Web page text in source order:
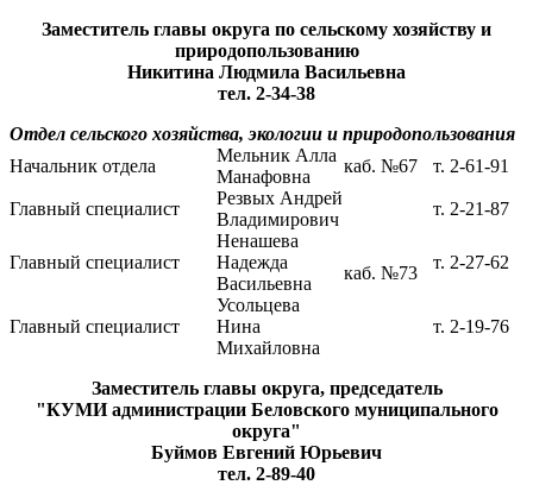
Заместитель главы округа по сельскому хозяйству и
природопользованию
Никитина Людмила Васильевна
тел. 2-34-38
Отдел сельского хозяйства, экологии и природопользования
Начальник отдела
Мельник Алла
Манафовна
каб. №67 т. 2-61-91
Главный специалист
Резвых Андрей
Владимирович
каб. №73
т. 2-21-87
Главный специалист
Ненашева
Надежда
Васильевна
т. 2-27-62
Главный специалист
Усольцева
Нина
Михайловна
т. 2-19-76
Заместитель главы округа, председатель
"КУМИ администрации Беловского муниципального
округа"
Буймов Евгений Юрьевич
тел. 2-89-40